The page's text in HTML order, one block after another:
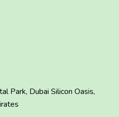
Park, Dubai Silicon Oasis,